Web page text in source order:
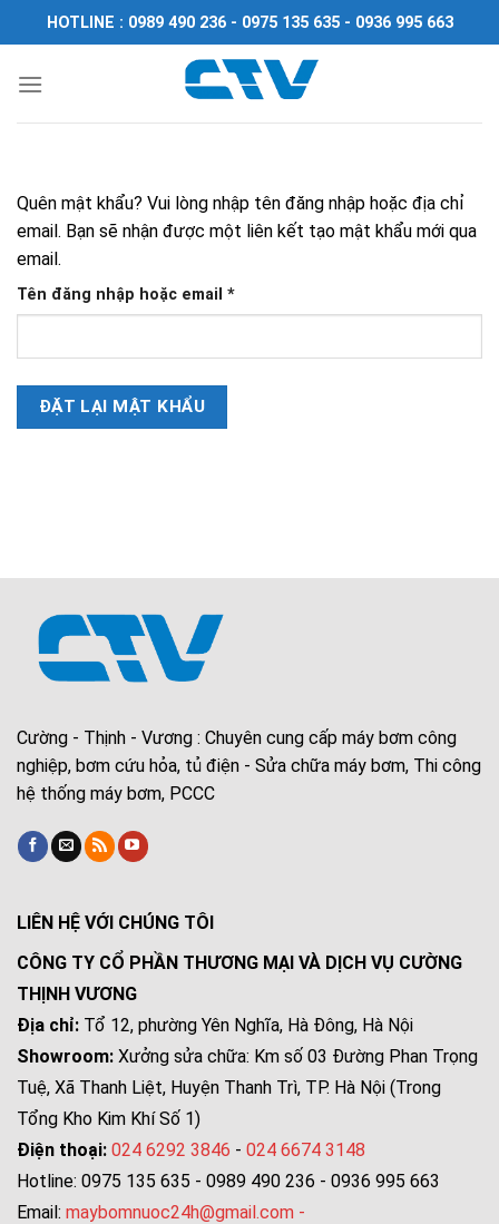
Chuyển
đến
dung
HOTLINE : 0989 490 236 - 0975 135 635 - 0936 995 663
Quên mật khẩu? Vui lòng nhập tên đăng nhập hoặc địa chỉ
email. Bạn sẽ nhận được một liên kết tạo mật khẩu mới qua
email.
Tên đăng nhập hoặc email *Bắt
buộc
ĐẶT LẠI MẬT KHẨU
Cường - Thịnh - Vương : Chuyên cung cấp máy bơm công
nghiệp, bơm cứu hỏa, tủ điện - Sửa chữa máy bơm, Thi công
hệ thống máy bơm, PCCC
LIÊN HỆ VỚI CHÚNG TÔI
CÔNG TY CỔ PHẦN THƯƠNG MẠI VÀ DỊCH VỤ CƯỜNG
THỊNH VƯƠNG
Địa chỉ: Tổ 12, phường Yên Nghĩa, Hà Đông, Hà Nội
Showroom: Xưởng sửa chữa: Km số 03 Đường Phan Trọng
Tuệ, Xã Thanh Liệt, Huyện Thanh Trì, TP. Hà Nội (Trong
Tổng Kho Kim Khí Số 1)
Điện thoại: 024 6292 3846 - 024 6674 3148
Hotline: 0975 135 635 - 0989 490 236 - 0936 995 663
Email: maybomnuoc24h@gmail.com -